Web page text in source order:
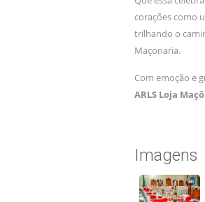
corações como
trilhando o
Maçonaria.
Com emoção e
ARLS Loja
Imagens